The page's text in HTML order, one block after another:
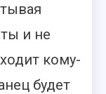
и не
кому-
будет